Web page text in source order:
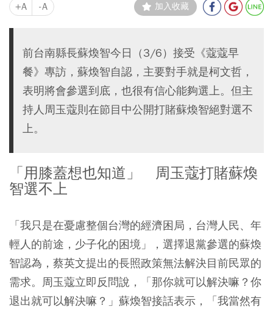
+A -A 加入收藏
前台南縣長蘇煥智今日（3/6）接受《蔻蔻早
餐》專訪，蘇煥智自認，主要對手就是柯文哲，
表明將會參選到底，也很有信心能夠選上。但主
持人周玉蔻則在節目中公開打賭蘇煥智絕對選不
上。
「用膝蓋想也知道」 周玉蔻打賭蘇煥
智選不上
「我只是在憂慮整個台灣的經濟困局，台灣人民、年
輕人的前途，少子化的困境」，選擇退黨參選的蘇煥
智認為，蔡英文提出的長照政策無法解決目前民眾的
需求。周玉蔻立即反問說，「那你就可以解決嘛？你
退出就可以解決嘛？」蘇煥智接話表示，「我當然有